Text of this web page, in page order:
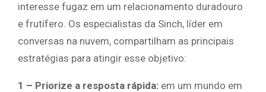
interesse fugaz em um relacionamento duradouro
e frutífero. Os especialistas da Sinch, líder em
conversas na nuvem, compartilham as principais
estratégias para atingir esse objetivo:
1 – Priorize a resposta rápida: em um mundo em